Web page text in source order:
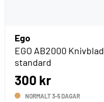
Ego
EGO AB2000 Knivblad
standard
300 kr
NORMALT 3-5 DAGAR